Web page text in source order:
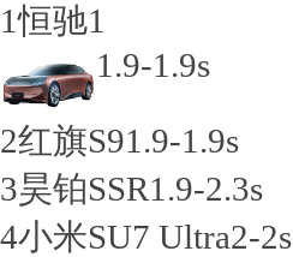
1恒驰1
1.9-1.9s
2红旗S91.9-1.9s
3昊铂SSR1.9-2.3s
4小米SU7 Ultra2-2s